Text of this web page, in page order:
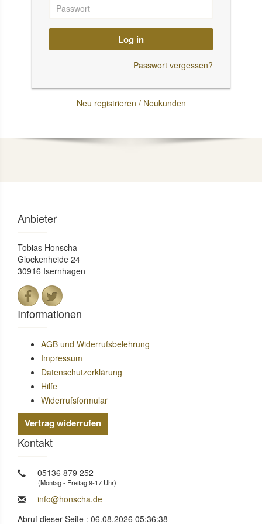
Log in
Passwort vergessen?
Neu registrieren / Neukunden
Anbieter
Tobias Honscha
Glockenheide 24
30916 Isernhagen
Informationen
AGB und Widerrufsbelehrung
Impressum
Datenschutzerklärung
Hilfe
Widerrufsformular
Vertrag widerrufen
Kontakt
05136 879 252
(Montag - Freitag 9-17 Uhr)
info@honscha.de
Abruf dieser Seite : 06.08.2026 05:36:38